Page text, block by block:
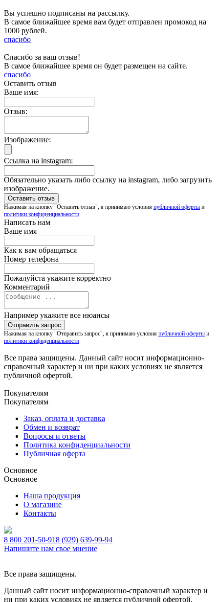
Вы успешно подписаны на рассылку.
В самое ближайшее время вам будет отправлен промокод на
1000 рублей.
спасибо
Спасибо за ваш отзыв!
В самое ближайшее время он будет размещен на сайте.
спасибо
Оставить отзыв
Ваше имя:
Отзыв:
Изображение:
Ссылка на instagram:
Обязательно указать либо ссылку на instagram, либо загрузить
изображение.
Нажимая на кнопку "Оставить отзыв", я принимаю условия публичной оферты и
политики конфиденциальности
Написать нам
Ваше имя
Как к вам обращаться
Номер телефона
Пожалуйста укажите корректно
Комментарий
Например укажите все нюансы
Нажимая на кнопку "Отправить запрос", я принимаю условия публичной оферты и
политики конфиденциальности
Все права защищены. Данный сайт носит информационно-
справочный характер и ни при каких условиях не является
публичной офертой.
Покупателям
Покупателям
Заказ, оплата и доставка
Обмен и возврат
Вопросы и ответы
Политика конфиденциальности
Публичная оферта
Основное
Основное
Наша продукция
О магазине
Контакты
8 800 201-50-918 (929) 639-99-94
Напишите нам свое мнение
Все права защищены.
Данный сайт носит информационно-справочный характер и
ни при каких условиях не является публичной офертой.